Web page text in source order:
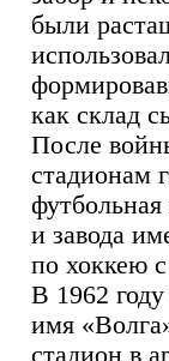
были
как склад
После
стадионам
и завода
по хоккею
В 1962
имя
стадион в